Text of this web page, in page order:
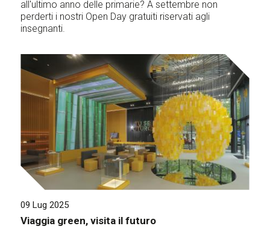
all'ultimo anno delle primarie? A settembre non
perderti i nostri Open Day gratuiti riservati agli
insegnanti.
09 Lug 2025
Viaggia green, visita il futuro